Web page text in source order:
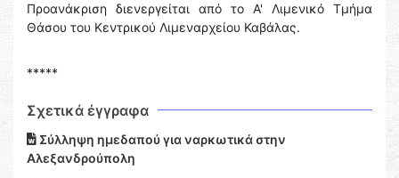
Προανάκριση διενεργείται από το Α' Λιμενικό Τμήμα
Θάσου του Κεντρικού Λιμεναρχείου Καβάλας.
*****
Σχετικά έγγραφα
Σύλληψη ημεδαπού για ναρκωτικά στην
Αλεξανδρούπολη